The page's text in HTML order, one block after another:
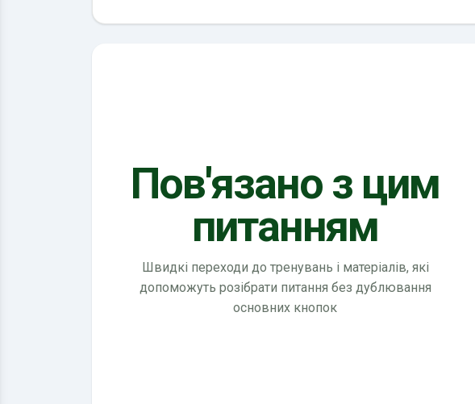
Пов'язано з цим
питанням
Швидкі переходи до тренувань і матеріалів, які
допоможуть розібрати питання без дублювання
основних кнопок